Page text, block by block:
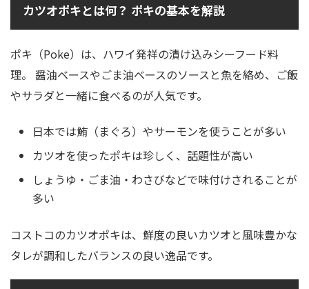
カツオポキとは何？ ポキの基本を解説
ポキ（Poke）は、ハワイ発祥の漬け込みシーフード料
理。 醤油ベースやごま油ベースのソースと魚を絡め、ご飯
やサラダと一緒に食べるのが人気です。
日本では鮪（まぐろ）やサーモンを使うことが多い
カツオを使ったポキは珍しく、話題性が高い
しょうゆ・ごま油・わさびなどで味付けされることが
多い
コストコのカツオポキは、鮮度の良いカツオと風味豊かな
タレが調和したバランスの良い逸品です。